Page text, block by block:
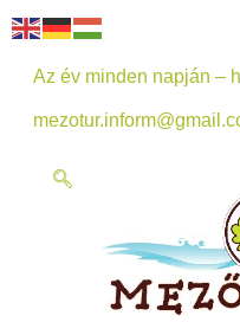
Az év minden napján –